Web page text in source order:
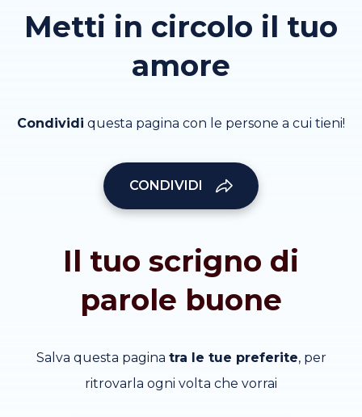
Metti in circolo il tuo
amore
Condividi questa pagina con le persone a cui tieni!
CONDIVIDI
Il tuo scrigno di
parole buone
Salva questa pagina tra le tue preferite, per
ritrovarla ogni volta che vorrai